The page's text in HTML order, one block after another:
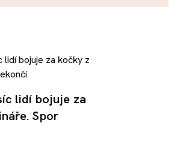
lidí bojuje za
Spor